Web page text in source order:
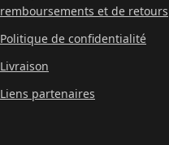
remboursements et de retours
Politique de confidentialité
Livraison
Liens partenaires